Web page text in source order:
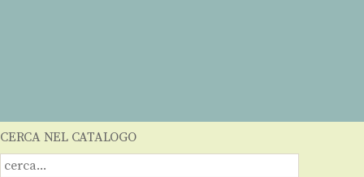
CERCA NEL CATALOGO